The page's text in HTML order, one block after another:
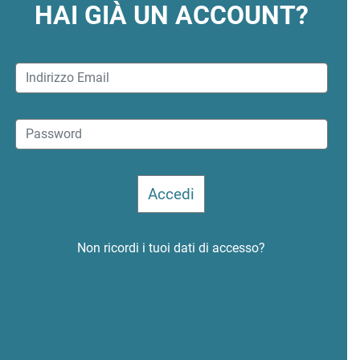
HAI GIÀ UN ACCOUNT?
Non ricordi i tuoi dati di accesso?